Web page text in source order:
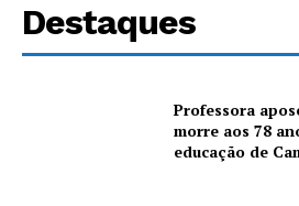
Destaques
Professora
morre aos 78
educação de